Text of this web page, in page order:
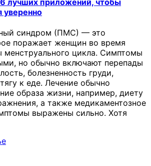
лучших приложений, чтобы
уверенно
синдром (ПМС) — это
поражает женщин во время
менструального цикла. Симптомы
но обычно включают перепады
болезненность груди,
к еде. Лечение обычно
образа жизни, например, диету
а также медикаментозное
выражены сильно. Хотя